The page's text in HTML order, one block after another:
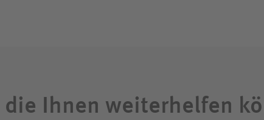
Ihnen weiterhelfen